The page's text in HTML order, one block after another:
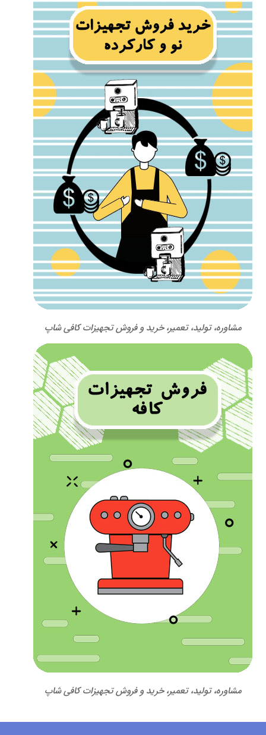
مشاوره، تولید، تعمیر، خرید و فروش تجهیزات کافی شاپ
مشاوره، تولید، تعمیر، خرید و فروش تجهیزات کافی شاپ